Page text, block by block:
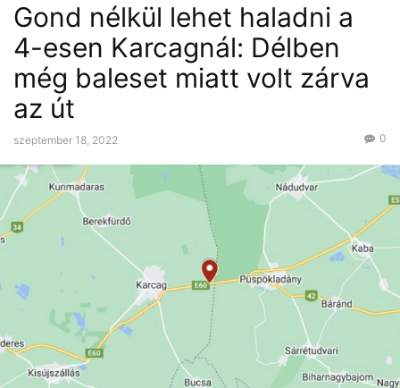
Gond nélkül lehet haladni a
4-esen Karcagnál: Délben
még baleset miatt volt zárva
az út
szeptember 18, 2022 0